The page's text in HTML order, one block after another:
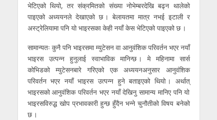
भेटिएको थियो, तर संक्रमितको संख्या नोभेम्बरदेखि बढ्न थालेको
पाइएको अध्ययनले देखाएको छ । बेलायतमा मात्र नभई इटाली र
अस्ट्रेलियामा पनि यो भाइरसका केही नयाँ केस भेटिएको पाइएको छ ।
सामान्यतः कुनै पनि भाइरसमा म्युटेसन वा आनुवंशिक परिवर्तन भएर नयाँ
भाइरस उत्पन्न हुनुलाई स्वाभाविक मानिन्छ । मे महिनामा सार्स
कोभिडको म्युटेसनबारे गरिएको एक अध्ययनअनुसार आनुवंशिक
परिवर्तन भएर नयाँ भाइरस उत्पन्न हुने बताइएको थियो । अर्थात्
भाइरसको आनुवंशिक परिवर्तन भएर नयाँ देखिनु सामान्य मानिए पनि यो
भाइरसविरुद्ध खोप प्रभावकारी हुन्छ हुँदैन भन्ने चुनौतीको विषय बनेको
छ ।